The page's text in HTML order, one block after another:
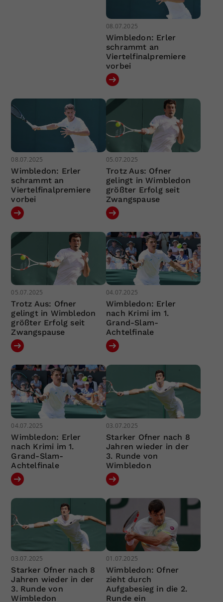
08.07.2025
Wimbledon: Erler
schrammt an
Viertelfinalpremiere
vorbei
08.07.2025
Wimbledon: Erler
schrammt an
Viertelfinalpremiere
vorbei
05.07.2025
Trotz Aus: Ofner
gelingt in Wimbledon
größter Erfolg seit
Zwangspause
05.07.2025
Trotz Aus: Ofner
gelingt in Wimbledon
größter Erfolg seit
Zwangspause
04.07.2025
Wimbledon: Erler
nach Krimi im 1.
Grand-Slam-
Achtelfinale
04.07.2025
Wimbledon: Erler
nach Krimi im 1.
Grand-Slam-
Achtelfinale
03.07.2025
Starker Ofner nach 8
Jahren wieder in der
3. Runde von
Wimbledon
03.07.2025
Starker Ofner nach 8
Jahren wieder in der
3. Runde von
Wimbledon
01.07.2025
Wimbledon: Ofner
zieht durch
Aufgabesieg in die 2.
Runde ein